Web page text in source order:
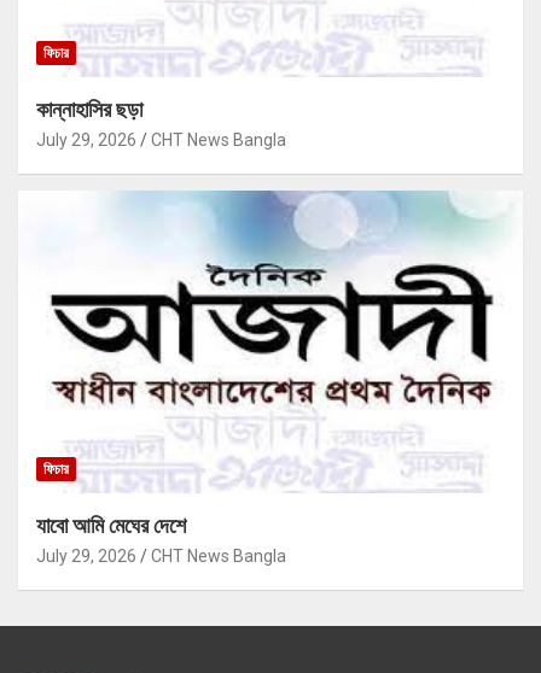
ফিচার
কান্নাহাসির ছড়া
July 29, 2026 CHT News Bangla
ফিচার
যাবো আমি মেঘের দেশে
July 29, 2026 CHT News Bangla